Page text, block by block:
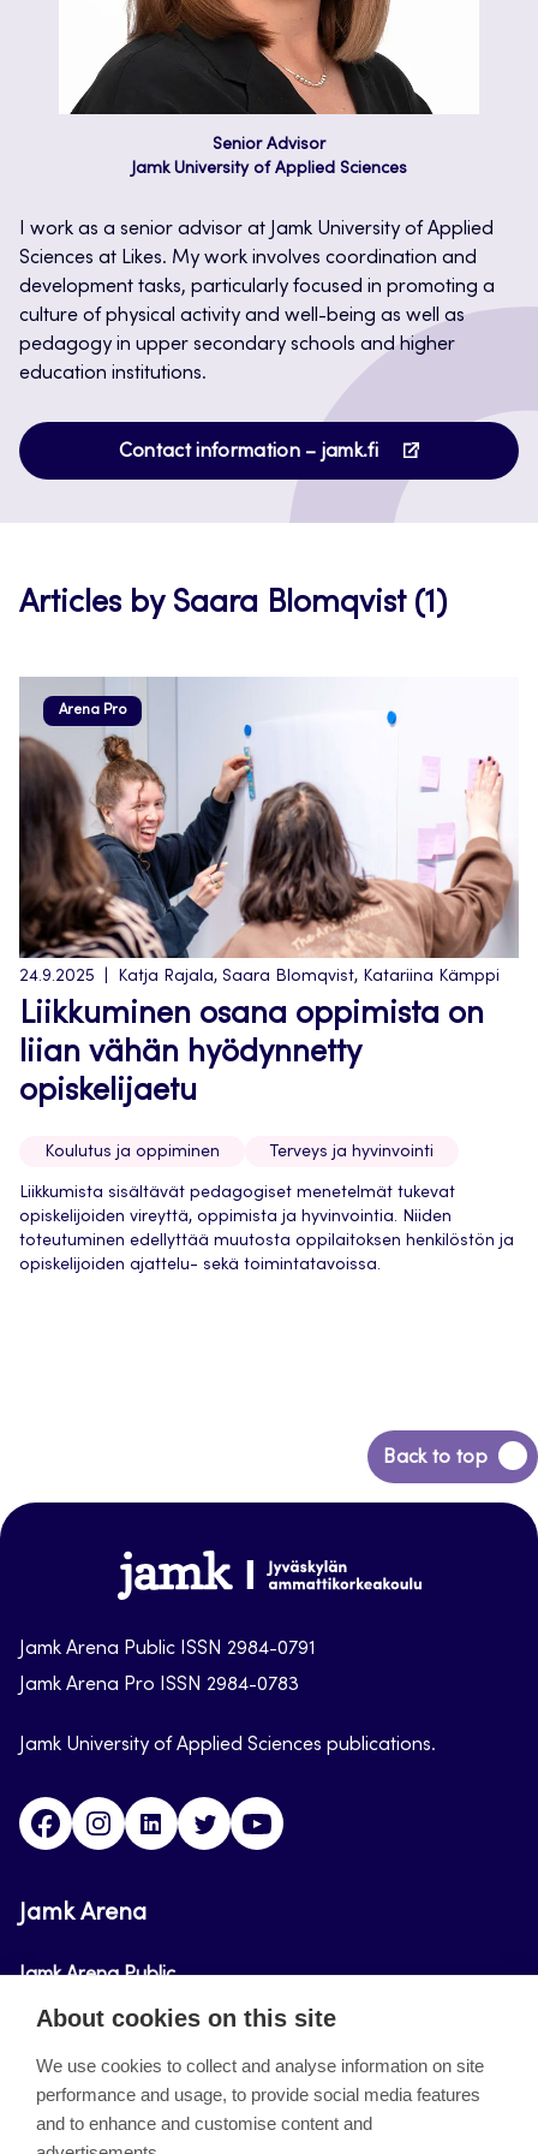
Senior Advisor
Jamk University of Applied Sciences
I work as a senior advisor at Jamk University of Applied
Sciences at Likes. My work involves coordination and
development tasks, particularly focused in promoting a
culture of physical activity and well-being as well as
pedagogy in upper secondary schools and higher
education institutions.
Contact information – jamk.fi
Opens
in
Articles by Saara Blomqvist (1)
Arena Pro
24.9.2025 Katja Rajala, Saara Blomqvist, Katariina Kämppi
Liikkuminen osana oppimista on
liian vähän hyödynnetty
opiskelijaetu
Koulutus ja oppiminen Terveys ja hyvinvointi
Liikkumista sisältävät pedagogiset menetelmät tukevat
opiskelijoiden vireyttä, oppimista ja hyvinvointia. Niiden
toteutuminen edellyttää muutosta oppilaitoksen henkilöstön ja
opiskelijoiden ajattelu- sekä toimintatavoissa.
Back to top
Back
to
Jamk-
arena
Jamk Arena Public ISSN 2984-0791
Jamk Arena Pro ISSN 2984-0783
Jamk University of Applied Sciences publications.
FacebookInstagramLinkedinTwitter
Jamk Arena
Jamk Arena Public
Jamk Arena Pro
About the site
About cookies on this site
We use cookies to collect and analyse information on site
performance and usage, to provide social media features
and to enhance and customise content and